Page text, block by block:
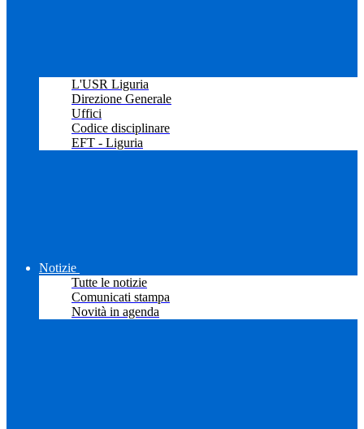
L'USR Liguria
Direzione Generale
Uffici
Codice disciplinare
EFT - Liguria
Notizie
Tutte le notizie
Comunicati stampa
Novità in agenda